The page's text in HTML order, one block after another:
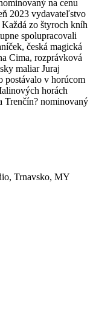
na cenu
2023 vydavateľstvo
zo štyroch kníh
spolupracovali
česká magická
Cima, rozprávková
maliar Juraj
postávalo v horúcom
horách
Trenčín? nominovaný
Trnavsko, MY